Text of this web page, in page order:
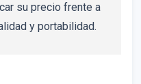
su precio frente a
y portabilidad.